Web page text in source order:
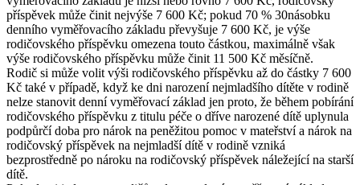
příspěvek může činit nejvýše 7 600 Kč; pokud 70 % 30násobku
denního vyměřovacího základu převyšuje 7 600 Kč, je výše
rodičovského příspěvku omezena touto částkou, maximálně však
výše rodičovského příspěvku může činit 11 500 Kč měsíčně.
Rodič si může volit výši rodičovského příspěvku až do částky 7 600
Kč také v případě, když ke dni narození nejmladšího dítěte v rodině
nelze stanovit denní vyměřovací základ jen proto, že během pobírání
rodičovského příspěvku z titulu péče o dříve narozené dítě uplynula
podpůrčí doba pro nárok na peněžitou pomoc v mateřství a nárok na
rodičovský příspěvek na nejmladší dítě v rodině vzniká
bezprostředně po nároku na rodičovský příspěvek náležející na starší
dítě.